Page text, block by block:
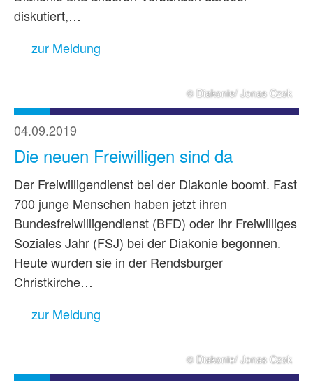
diskutiert,…
zur Meldung
© Diakonie/ Jonas Czok
04.09.2019
Die neuen Freiwilligen sind da
Der Freiwilligendienst bei der Diakonie boomt. Fast
700 junge Menschen haben jetzt ihren
Bundesfreiwilligendienst (BFD) oder ihr Freiwilliges
Soziales Jahr (FSJ) bei der Diakonie begonnen.
Heute wurden sie in der Rendsburger
Christkirche…
zur Meldung
© Diakonie/ Jonas Czok